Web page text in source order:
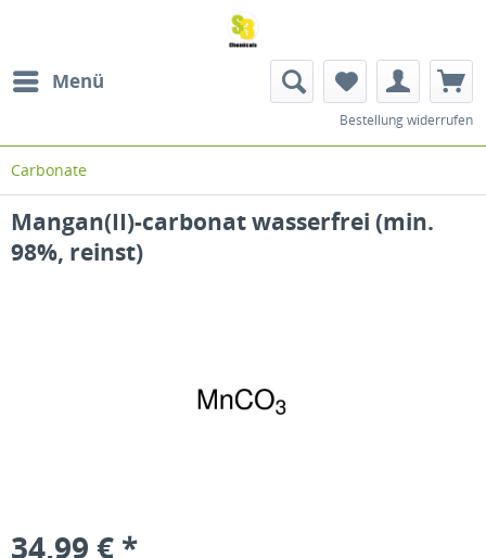
Menü
Bestellung widerrufen
Carbonate
Mangan(II)-carbonat wasserfrei (min.
98%, reinst)
34,99 € *